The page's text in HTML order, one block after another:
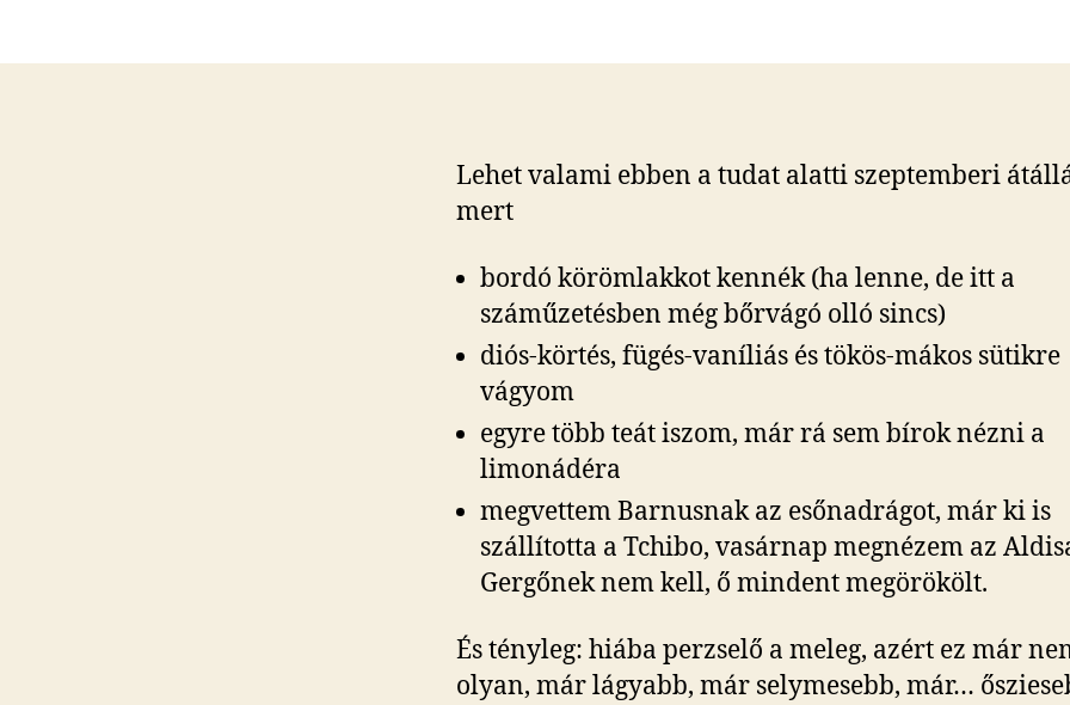
Lehet valami ebben a tudat alatti szeptemberi
mert
bordó körömlakkot kennék (ha lenne, de itt a
száműzetésben még bőrvágó olló sincs)
diós-körtés, fügés-vaníliás és tökös-mákos sütikre
vágyom
egyre több teát iszom, már rá sem bírok nézni a
limonádéra
megvettem Barnusnak az esőnadrágot, már ki is
szállította a Tchibo, vasárnap megnézem az
Gergőnek nem kell, ő mindent megörökölt.
És tényleg: hiába perzselő a meleg, azért ez már
olyan, már lágyabb, már selymesebb, már…